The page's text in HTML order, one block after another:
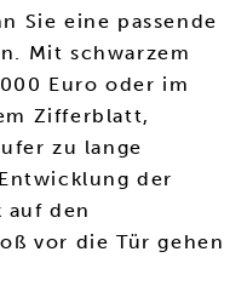
Sie eine passende
Mit schwarzem
Euro oder im
Zifferblatt,
zu lange
der
auf den
vor die Tür gehen